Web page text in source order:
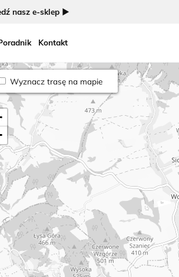
nasz e-sklep ►
Kontakt
Wyznacz trasę na mapie